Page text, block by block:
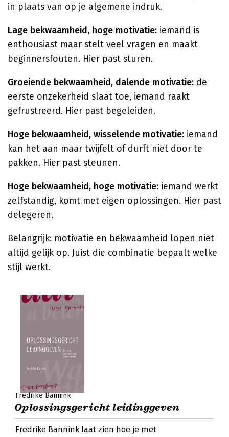
in plaats van op je algemene indruk.
Lage bekwaamheid, hoge motivatie: iemand is
enthousiast maar stelt veel vragen en maakt
beginnersfouten. Hier past sturen.
Groeiende bekwaamheid, dalende motivatie: de
eerste onzekerheid slaat toe, iemand raakt
gefrustreerd. Hier past begeleiden.
Hoge bekwaamheid, wisselende motivatie: iemand
kan het aan maar twijfelt of durft niet door te
pakken. Hier past steunen.
Hoge bekwaamheid, hoge motivatie: iemand werkt
zelfstandig, komt met eigen oplossingen. Hier past
delegeren.
Belangrijk: motivatie en bekwaamheid lopen niet
altijd gelijk op. Juist die combinatie bepaalt welke
stijl werkt.
Fredrike Bannink
Oplossingsgericht leidinggeven
Fredrike Bannink laat zien hoe je met